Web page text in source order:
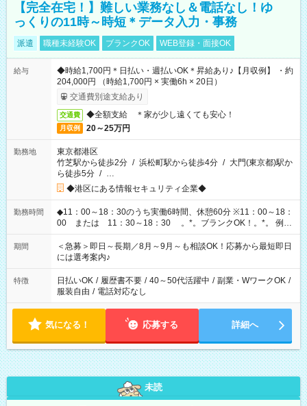
【完全在宅！】難しい業務なし＆電話なし！ゆ
っくりの11時～時短＊データ入力・事務
派遣 職種未経験OK ブランクOK WEB登録・面接OK
給与
◆時給1,700円＊日払い・週払いOK＊昇給あり♪【月収例】 ・約
204,000円 （時給1,700円 × 実働6h × 20日）
交通費別途支給あり
交通費 ◆全額支給 ＊家が少し遠くても安心！
月収例 20～25万円
勤務地
東京都港区
竹芝駅から徒歩2分 / 浜松町駅から徒歩4分 / 大門(東京都)駅か
ら徒歩5分 / …
◆港区にある情報セキュリティ企業◆
勤務時間
◆11：00～18：30のうち実働6時間、休憩60分 ※11：00～18：
00 または 11：30～18：30 。*。ブランクOK！。*。 例え
ば前職が、 在宅/財団法人/事務/コールセンター/受付/販売/カフェ
スタッフ スイーツ販売/ホテルフロント/化粧品販売/など 様々な
業界から入社して活躍されています♪
期間
＜急募＞即日～長期／8月～9月～も相談OK！応募から最短即日
には選考案内♪
特徴 日払いOK / 履歴書不要 / 40～50代活躍中 / 副業・WワークOK /
服装自由 / 電話対応なし
気になる！ 応募する 詳細へ
未読